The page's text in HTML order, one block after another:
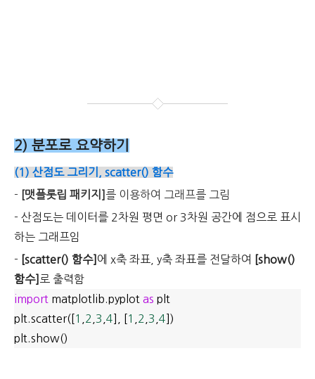
2) 분포로 요약하기
(1) 산점도 그리기, scatter() 함수
-
[맷플롯립 패키지] 를 이용하여 그래프를 그림
- 산점도는 데이터를 2차원 평면 or 3차원 공간에 점으로 표시
하는 그래프임
-
[scatter() 함수] 에 x축 좌표, y축 좌표를 전달하여
[show()
함수] 로 출력함
import matplotlib.pyplot as plt
plt.scatter([ 1 2 3 4 1 2 3 4 ])
plt.show()